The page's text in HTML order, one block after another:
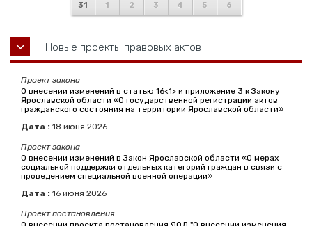
31 1 2 3 4 5 6
Новые проекты правовых актов
Проект закона
О внесении изменений в статью 16<1> и приложение 3 к Закону
Ярославской области «О государственной регистрации актов
гражданского состояния на территории Ярославской области»
Дата : 18 июня 2026
Проект закона
О внесении изменений в Закон Ярославской области «О мерах
социальной поддержки отдельных категорий граждан в связи с
проведением специальной военной операции»
Дата : 16 июня 2026
Проект постановления